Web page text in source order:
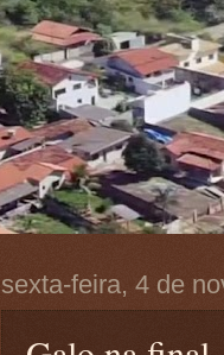
sexta-feira, 4 de